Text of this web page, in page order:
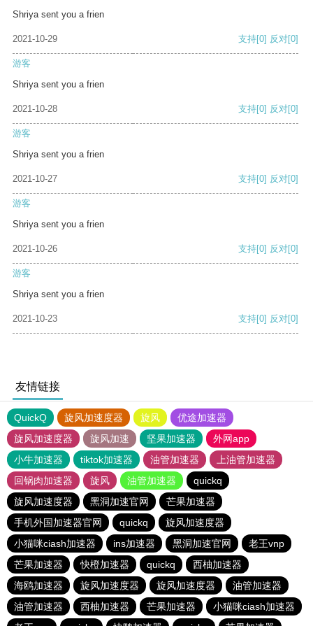
Shriya sent you a frien
2021-10-29 支持[0] 反对[0]
游客
Shriya sent you a frien
2021-10-28 支持[0] 反对[0]
游客
Shriya sent you a frien
2021-10-27 支持[0] 反对[0]
游客
Shriya sent you a frien
2021-10-26 支持[0] 反对[0]
游客
Shriya sent you a frien
2021-10-23 支持[0] 反对[0]
友情链接
QuickQ 旋风加速度器 旋风
优途加速器
旋风加速度器
旋风加速 坚果加速器
外网app
小牛加速器
tiktok加速器 油管加速器
上油管加速器
回锅肉加速器
旋风 油管加速器
quickq
旋风加速度器
黑洞加速官网
芒果加速器
手机外国加速器官网
quickq
旋风加速度器
小猫咪ciash加速器
ins加速器 黑洞加速官网
老王vnp
芒果加速器
快橙加速器 quickq
西柚加速器
海鸥加速器
旋风加速度器 旋风加速度器
油管加速器
油管加速器
西柚加速器 芒果加速器
小猫咪ciash加速器